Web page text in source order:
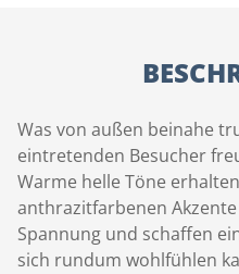
Was von außen beinahe
eintretenden Besucher
Warme helle Töne
anthrazitfarbenen
Spannung und schaffen
sich rundum wohlfühlen